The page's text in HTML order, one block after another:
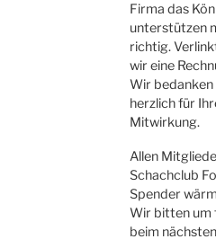
Firma das
unterstützen
richtig.
wir eine
Wir bedanken
herzlich für
Mitwirkung.
Allen
Schachclub
Spender
Wir bitten um
beim